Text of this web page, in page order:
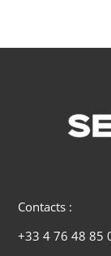
Contacts :
+33 4 76 48 85